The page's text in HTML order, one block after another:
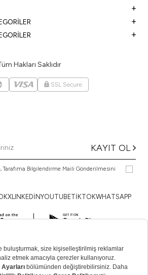
Hakları Saklıdır
KAYIT OL
Tarafıma Bilgilendirme Maili Gönderilmesini
XLINKEDİNYOUTUBETİKTOKWHATSAPP